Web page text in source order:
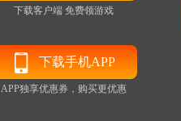
下载客户端 免费领游戏
下载手机APP
APP独享优惠券，购买更优惠